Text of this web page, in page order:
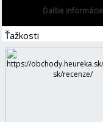
Ďalšie informácie
Ťažkosti